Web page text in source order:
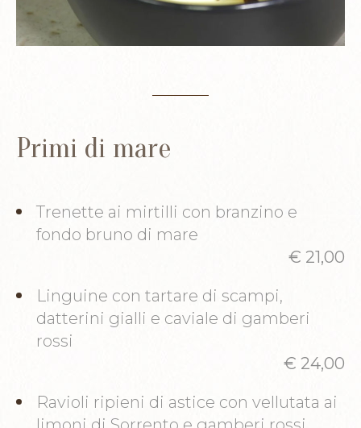
Primi di mare
Trenette ai mirtilli con branzino e
fondo bruno di mare
€ 21,00
Linguine con tartare di scampi,
datterini gialli e caviale di gamberi
rossi
€ 24,00
Ravioli ripieni di astice con vellutata ai